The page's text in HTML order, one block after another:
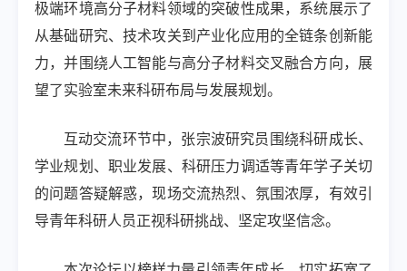
极端环境高分子材料领域的突破性成果，系统展示了
从基础研究、技术攻关到产业化应用的全链条创新能
力，并围绕人工智能与高分子材料交叉融合方向，展
望了实验室未来科研布局与发展规划。
互动交流环节中，张宗波研究员围绕科研成长、
学业规划、职业发展、科研压力调适等青年学子关切
的问题答疑解惑，现场交流热烈、氛围浓厚，有效引
导青年科研人员正视科研挑战、坚定攻坚信念。